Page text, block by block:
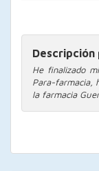
Descripción
He finalizado
Para-farmacia,
la farmacia